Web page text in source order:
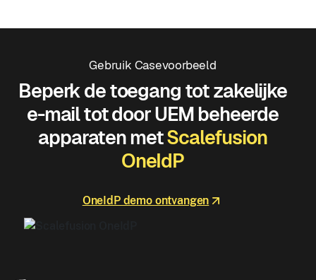
Gebruik Casevoorbeeld
Beperk de toegang tot zakelijke
e-mail tot door UEM beheerde
apparaten metScalefusion
OneIdP
OneIdP demo ontvangen